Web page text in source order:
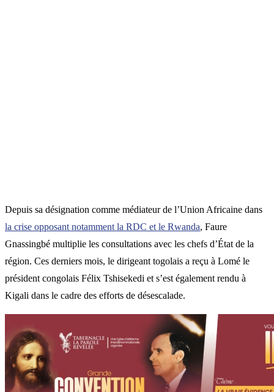
Depuis sa désignation comme médiateur de l’Union Africaine dans
la crise opposant notamment la RDC et le Rwanda, Faure
Gnassingbé multiplie les consultations avec les chefs d’État de la
région. Ces derniers mois, le dirigeant togolais a reçu à Lomé le
président congolais Félix Tshisekedi et s’est également rendu à
Kigali dans le cadre des efforts de désescalade.